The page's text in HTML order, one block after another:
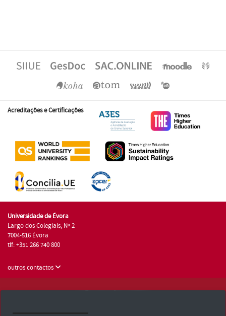
Acreditações e Certificações
Universidade de Évora
Largo dos Colegiais, Nº 2
7004-516 Évora
tlf: +351 266 740 800
outros contactos